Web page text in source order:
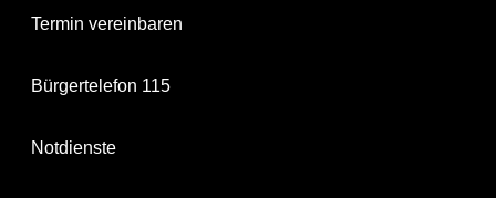
Termin vereinbaren
Bürgertelefon 115
Notdienste